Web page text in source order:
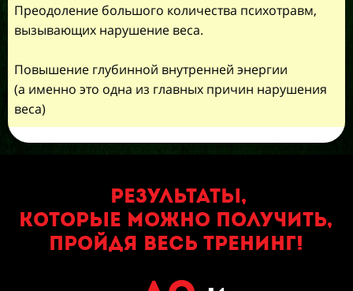
Преодоление большого количества психотравм,
вызывающих нарушение веса.
Повышение глубинной внутренней энергии
(а именно это одна из главных причин нарушения
веса)
Результаты,
которые можно получить,
пройдя весь тренинг!